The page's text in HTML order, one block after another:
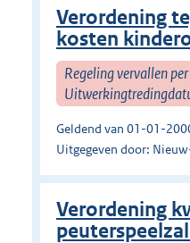
Verordening
kosten
Regeling vervallen
Geldend van 01-01-
Uitgegeven door:
Verordening